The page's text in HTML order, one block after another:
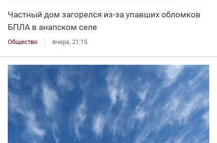
Частный дом загорелся из-за упавших обломков
БПЛА в анапском селе
Общество вчера, 21:15